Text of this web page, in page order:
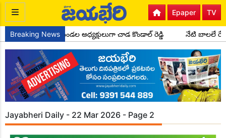
TV
Epaper
Breaking News
పార్టీ సైదాపూర్ మండల అధ్యక్షులుగా చాడ కొండాల్ రెడ్డి నేటి బాలలే
Jayabheri Daily - 22 Mar 2026 - Page 2